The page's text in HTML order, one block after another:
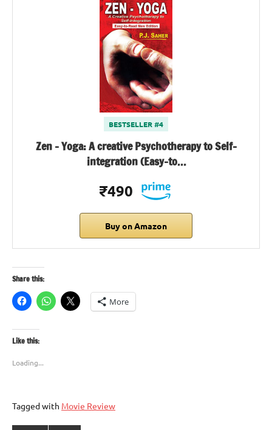
BESTSELLER #4
Zen – Yoga: A creative Psychotherapy to Self-
integration (Easy-to…
₹490
Buy on Amazon
Share this:
More
Like this:
Loading...
Tagged with Movie Review